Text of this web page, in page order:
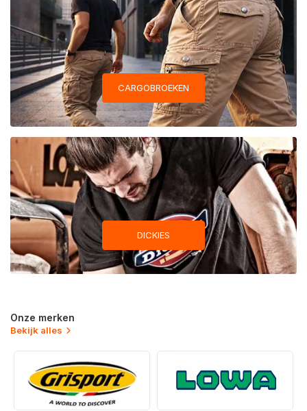
CARGOBROEKEN
DICKIES
Onze merken
Bekijk alles